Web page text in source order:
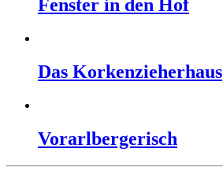
Fenster in den Hof
Das Korkenzieherhaus
Vorarlbergerisch